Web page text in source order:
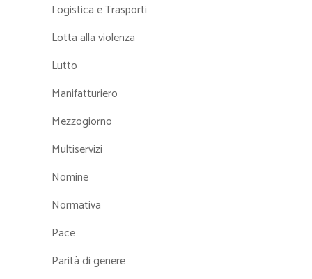
Logistica e Trasporti
Lotta alla violenza
Lutto
Manifatturiero
Mezzogiorno
Multiservizi
Nomine
Normativa
Pace
Parità di genere